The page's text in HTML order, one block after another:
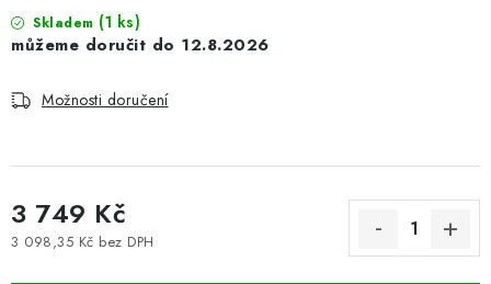
Skladem (1 ks)
12.8.2026
Možnosti doručení
3 749 Kč
3 098,35 Kč bez DPH